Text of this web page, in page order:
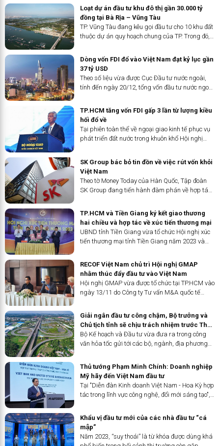
Bài sẽ được mở rộng, nâng công suất từ 10 lên
15 triệu hành...
Loạt dự án đầu tư khu đô thị gần 30.000 tỷ
đồng tại Bà Rịa – Vũng Tàu
TP. Vũng Tàu đang kêu gọi đầu tư cho 10 khu đất
thuộc dự án quy hoạch chung của TP. Trong đó,
Khu đô thị đường 3/2, Khu công viên văn hóa - đô
thị Bàu Trũng...
Dòng vốn FDI đổ vào Việt Nam đạt kỷ lục gần
37 tỷ USD
Theo số liệu vừa được Cục Đầu tư nước ngoài,
tính đến ngày 20/12, tổng vốn đầu tư nước ngoài
tăng 32,1% so với cùng kỳ.
TP.HCM tăng vốn FDI gấp 3 lần từ lượng kiều
hối đổ về
Tại phiên toàn thể về ngoại giao kinh tế phục vụ
phát triển đất nước trong khuôn khổ Hội nghị
Phó Chủ tịch UBND TP.HCM Võ Văn Hoan cho
biết, trong năm 2023,...
SK Group bác bỏ tin đồn về việc rút vốn khỏi
Việt Nam
Theo tờ Money Today của Hàn Quốc, Tập đoàn
SK Group đang tiến hành đàm phán về hợp tác
điểm kinh doanh' ở Đông Nam Á. Do đó, tin đồn
về việc rút vốn khỏi...
TP.HCM và Tiền Giang ký kết giao thương
hai chiều và hợp tác về xúc tiến thương mại
UBND tỉnh Tiền Giang vừa tổ chức Hội nghị xúc
tiến thương mại tỉnh Tiền Giang năm 2023 và
sản phẩm đặc trưng của Tiền Giang tại TP.HCM.
RECOF Việt Nam chủ trì Hội nghị GMAP
nhằm thúc đẩy đầu tư vào Việt Nam
Hội nghị GMAP vừa được tổ chức tại TP.HCM vào
ngày 13/11 do Công ty Tư vấn M&A quốc tế
kiện cho các chuyên gia M&A GMAP tìm hiểu và
xác định chiến lược đầu...
Giải ngân đầu tư công chậm, Bộ trưởng và
Chủ tịch tỉnh sẽ chịu trách nhiệm trước Thủ
tướng
Bộ Kế hoạch và Đầu tư vừa đưa ra trong công
văn hỏa tốc gửi tới các bộ, ngành, địa phương
công năm 2023.
Thủ tướng Phạm Minh Chính: Doanh nghiệp
Mỹ hãy đến Việt Nam đầu tư
Tại "Diễn đàn Kinh doanh Việt Nam - Hoa Kỳ hợp
tác trong lĩnh vực công nghệ, đổi mới sáng tạo",
nghiệp Mỹ góp phần hiện thực hóa sự ủng hộ
của Mỹ về một Việt Nam...
Khẩu vị đầu tư mới của các nhà đầu tư “cá
mập”
Năm 2023, “suy thoái” là từ khóa được dùng khá